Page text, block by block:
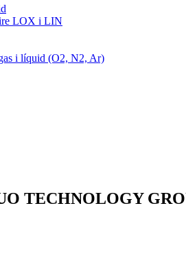
LOX i LIN
i líquid (O2, N2, Ar)
TECHNOLOGY